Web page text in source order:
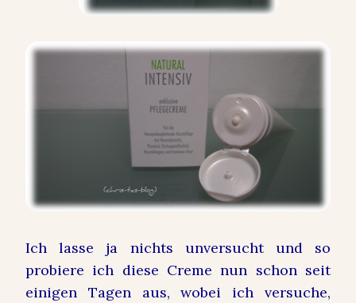
Ich lasse ja nichts unversucht und so
probiere ich diese Creme nun schon seit
einigen Tagen aus, wobei ich versuche,